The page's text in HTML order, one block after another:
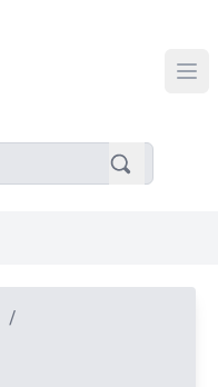
/